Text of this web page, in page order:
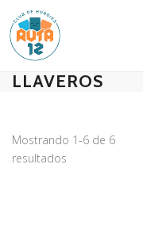
LLAVEROS
Mostrando 1-6 de 6
resultados